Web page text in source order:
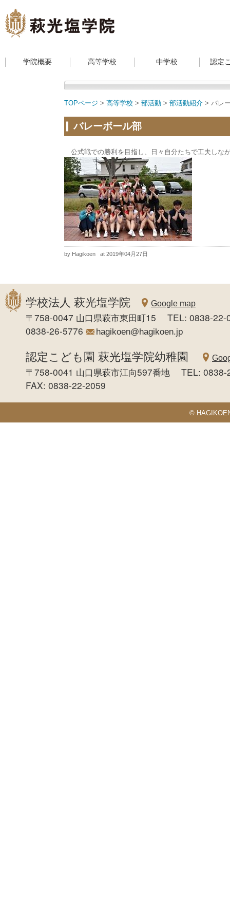
学院概要 高等学校 中学校 認定
TOPページ > 高等学校 > 部活動 > 部活動紹介 > バレ
バレーボール部
公式戦での勝利を目指し、日々自分たちで工夫しな
by Hagikoen at 2019年04月27日
学校法人 萩光塩学院 Google map
〒758-0047 山口県萩市東田町15 TEL: 0838-
0838-26-5776
hagikoen@hagikoen.jp
認定こども園 萩光塩学院幼稚園
〒758-0041 山口県萩市江向597番地 TEL:
FAX: 0838-22-2059
©